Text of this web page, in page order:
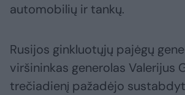
automobilių ir tankų.
Rusijos ginkluotųjų pajėgų
viršininkas generolas Valerijus
trečiadienį pažadėjo